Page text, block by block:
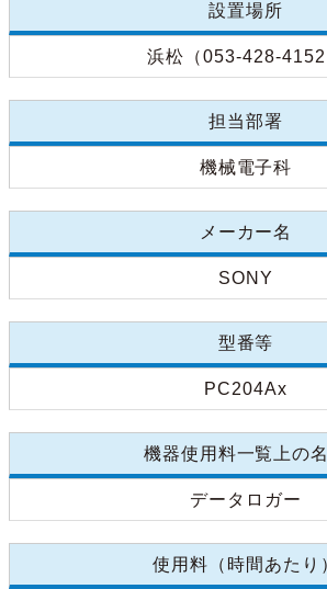
設置場所
浜松（053-428-4152
担当部署
機械電子科
メーカー名
SONY
型番等
PC204Ax
機器使用料一覧上の
データロガー
使用料（時間あたり